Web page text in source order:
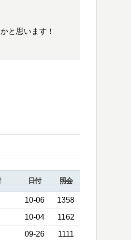
と思います！
日付 照会
10-06 1358
10-04 1162
09-26 1111